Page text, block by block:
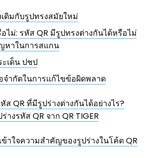
ดิมกับรูปทรงสมัยใหม่
ไม่: รหัส QR มีรูปทรงต่างกันได้หรือไม่
หาในการสแกน
ะเด็น ปชป
จำกัดในการแก้ไขข้อผิดพลาด
ส QR ที่มีรูปร่างต่างกันได้อย่างไร?
ร่างรหัส QR จาก QR TIGER
าใจความสำคัญของรูปร่างในโค้ด QR